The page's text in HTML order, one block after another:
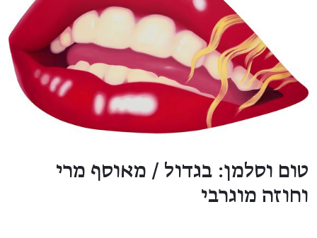
טום וסלמן: בגדול / מאוסף מרי
וחוזה מוגרבי